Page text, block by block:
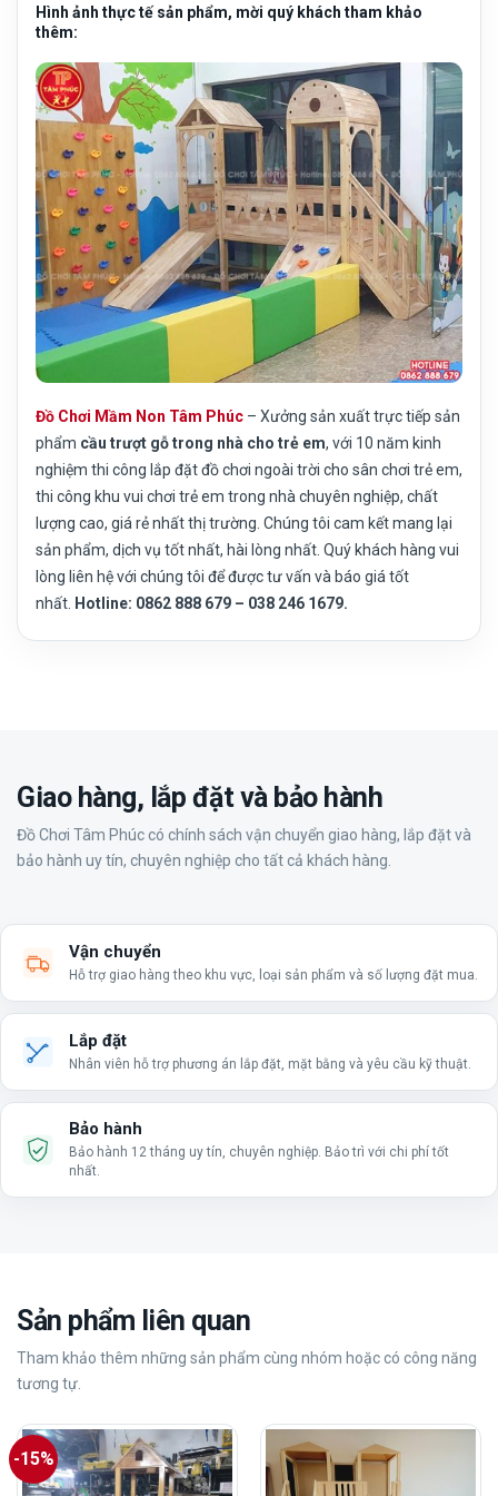
Hình ảnh thực tế sản phẩm, mời quý khách tham khảo
thêm:
Đồ Chơi Mầm Non Tâm Phúc – Xưởng sản xuất trực tiếp sản
phẩm cầu trượt gỗ trong nhà cho trẻ em, với 10 năm kinh
nghiệm thi công lắp đặt đồ chơi ngoài trời cho sân chơi trẻ em,
thi công khu vui chơi trẻ em trong nhà chuyên nghiệp, chất
lượng cao, giá rẻ nhất thị trường. Chúng tôi cam kết mang lại
sản phẩm, dịch vụ tốt nhất, hài lòng nhất. Quý khách hàng vui
lòng liên hệ với chúng tôi để được tư vấn và báo giá tốt
nhất. Hotline: 0862 888 679 – 038 246 1679.
Giao hàng, lắp đặt và bảo hành
Đồ Chơi Tâm Phúc có chính sách vận chuyển giao hàng, lắp đặt và
bảo hành uy tín, chuyên nghiệp cho tất cả khách hàng.
Vận chuyển
Hỗ trợ giao hàng theo khu vực, loại sản phẩm và số lượng đặt mua.
Lắp đặt
Nhân viên hỗ trợ phương án lắp đặt, mặt bằng và yêu cầu kỹ thuật.
Bảo hành
Bảo hành 12 tháng uy tín, chuyên nghiệp. Bảo trì với chi phí tốt
nhất.
Sản phẩm liên quan
Tham khảo thêm những sản phẩm cùng nhóm hoặc có công năng
tương tự.
-15%